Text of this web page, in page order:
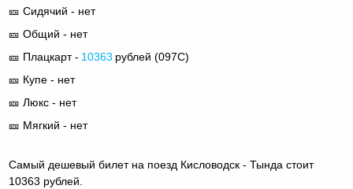
🎫 Сидячий - нет
🎫 Общий - нет
🎫 Плацкарт - 10363 рублей (097С)
🎫 Купе - нет
🎫 Люкс - нет
🎫 Мягкий - нет
Самый дешевый билет на поезд Кисловодск - Тында стоит
10363 рублей.